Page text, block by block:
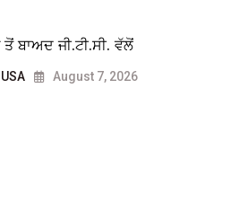
ਬਾਅਦ ਜੀ.ਟੀ.ਸੀ. ਵੱਲੋਂ
August 7, 2026